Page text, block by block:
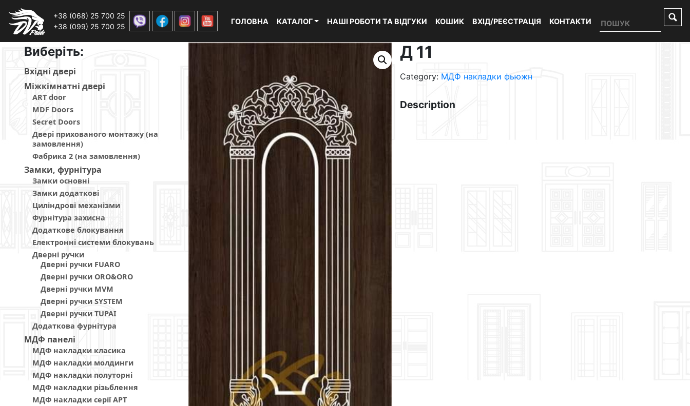
+38 (068) 25 700 25
+38 (099) 25 700 25
ГОЛОВНА КАТАЛОГ НАШІ РОБОТИ ТА ВІДГУКИ КОШИК ВХІД/РЕЄСТРАЦІЯ КОНТАКТИ
Виберiть:
Вхiднi дверi
Мiжкiмнатнi дверi
ART door
MDF Doors
Secret Doors
Двері прихованого монтажу (на
замовлення)
Фабрика 2 (на замовлення)
Замки, фурнітура
Замки основні
Замки додаткові
Циліндрові механізми
Фурнітура захисна
Додаткове блокування
Електронні системи блокувань
Дверні ручки
Дверні ручки FUARO
Дверні ручки ORO&ORO
Дверні ручки MVM
Дверні ручки SYSTEM
Дверні ручки TUPAI
Додаткова фурнітура
МДФ панелi
МДФ накладки класика
МДФ накладки молдинги
МДФ накладки полуторні
МДФ накладки різьблення
МДФ накладки серії АРТ
Д 11
Category: МДФ накладки фьюжн
Description